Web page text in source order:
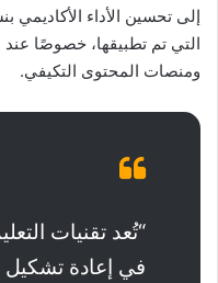
التي تم تطبيقها، خصوصًا عند
ومنصات المحتوى التكيفي.
“تُعد تقنيات
في إعادة تشكيل